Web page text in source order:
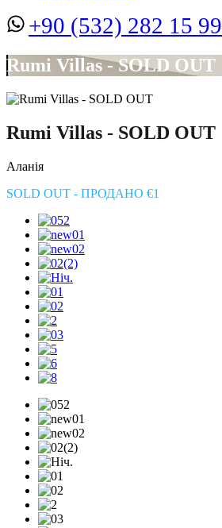
+90 (532) 282 15 99
Rumi Villas - SOLD OUT
Rumi Villas - SOLD OUT
Аланія
SOLD OUT - ПРОДАНО €1